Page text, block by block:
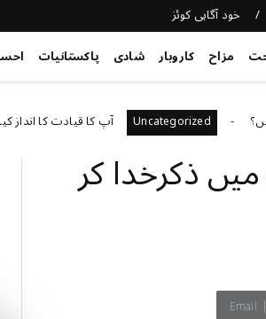
خود آگاہی کوئز
مزاح کاروبار شادی پاکستانیات
Uncategorized آپ کا قیادت کا انداز کیا ہے؟
ذکرخدا کر
Email